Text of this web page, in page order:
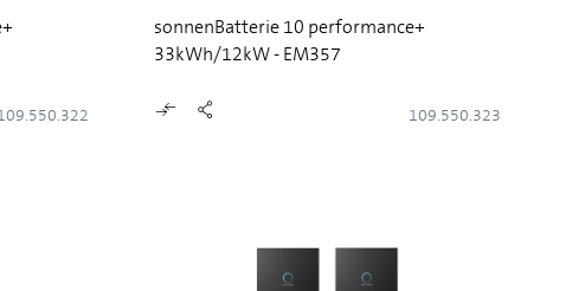
sonnenBatterie 10 performance+
33kWh/12kW - EM357
109.550.323